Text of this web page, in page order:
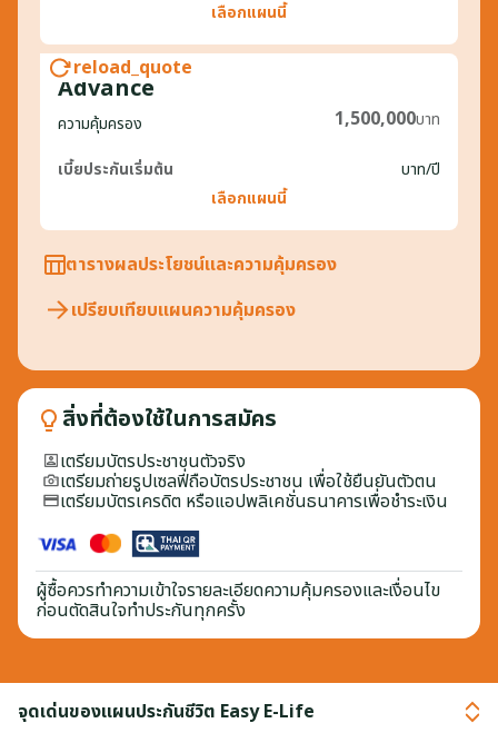
เลือกแผนนี้
reload_quote
Advance
ความคุ้มครอง บาท
1,500,000
เบี้ยประกันเริ่มต้น บาท/ปี
เลือกแผนนี้
ตารางผลประโยชน์และความคุ้มครอง
เปรียบเทียบแผนความคุ้มครอง
สิ่งที่ต้องใช้ในการสมัคร
เตรียมบัตรประชาชนตัวจริง
เตรียมถ่ายรูปเซลฟี่ถือบัตรประชาชน เพื่อใช้ยืนยันตัวตน
เตรียมบัตรเครดิต หรือแอปพลิเคชั่นธนาคารเพื่อชำระเงิน
ผู้ซื้อควรทำความเข้าใจรายละเอียดความคุ้มครองและเงื่อนไข
ก่อนตัดสินใจทำประกันทุกครั้ง
จุดเด่นของแผนประกันชีวิต Easy E-Life